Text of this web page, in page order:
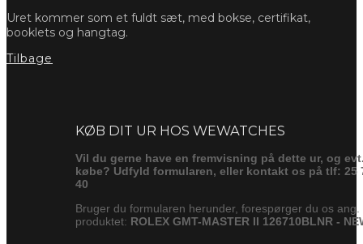
Uret kommer som et fuldt sæt, med bokse, certifikat,
booklets og hangtag.
Tilbage
KØB DIT UR HOS WEWATCHES
Vil du gerne have en fremvisning på dette ur, og
købe? Udfyld formularen, eller kontakt os på tlf: 25
40
Bruger du formularen herunder, forespørger du os ang.
produktet: ROLEX GMT-MASTER II 126710BLNR -